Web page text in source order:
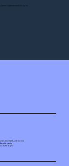
Unternehmens bis hin zu
Eine Webseite ist eine
häufig
vollständigen